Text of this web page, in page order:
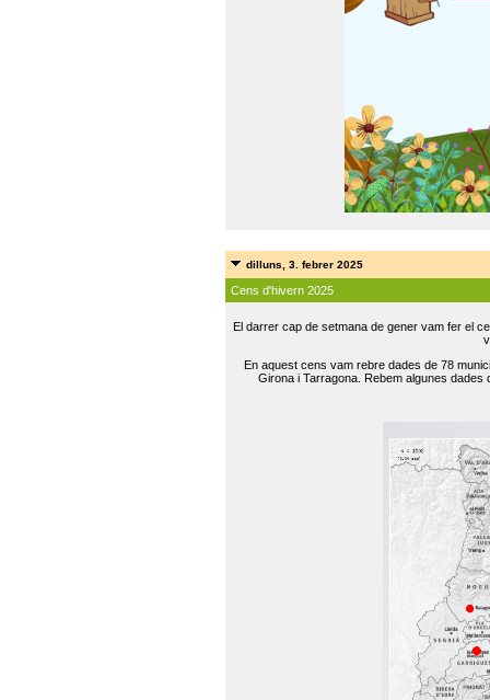
dilluns, 3. febrer 2025
Cens d'hivern 2025
El darrer cap de setmana de gener vam fer el
En aquest cens vam rebre dades de 78
Girona i Tarragona. Rebem algunes